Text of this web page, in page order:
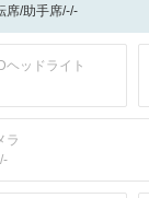
席/助手席/-/-
ヘッドライト
ラ